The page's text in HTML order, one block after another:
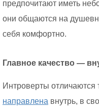
предпочитают иметь
они общаются на
себя комфортно.
Главное качество —
Интроверты отличаются
направлена внутрь, в